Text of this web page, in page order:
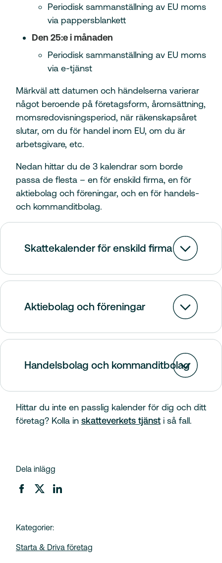
Periodisk sammanställning av EU moms
via pappersblankett
Den 25:e i månaden
Periodisk sammanställning av EU moms
via e-tjänst
Märkväl att datumen och händelserna varierar
något beroende på företagsform, åromsättning,
momsredovisningsperiod, när räkenskapsåret
slutar, om du för handel inom EU, om du är
arbetsgivare, etc.
Nedan hittar du de 3 kalendrar som borde
passa de flesta – en för enskild firma, en för
aktiebolag och föreningar, och en för handels-
och kommanditbolag.
Skattekalender för enskild firma
Aktiebolag och föreningar
Handelsbolag och kommanditbolag
Hittar du inte en passlig kalender för dig och ditt
företag? Kolla in skatteverkets tjänsti så fall.
Dela inlägg
Kategorier:
Starta & Driva företag